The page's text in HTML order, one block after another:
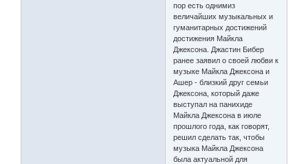
пор есть однимиз
величайших музыкальных и
гуманитарных достижений
достижения Майкла
Джексона. Джастин Бибер
ранее заявил о своей любви к
музыке Майкла Джексона и
Ашер - близкий друг семьи
Джексона, который даже
выступал на панихиде
Майкла Джексона в июле
прошлого года, как говорят,
решил сделать так, чтобы
музыка Майкла Джексона
была актуальной для